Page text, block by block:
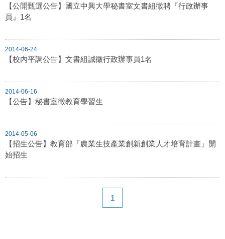
【公開甄選公告】國立中興大學秘書室文書組徵聘『行政辦事
員』1名
2014-06-24
【校內平調公告】文書組誠徵行政辦事員1名
2014-06-16
【公告】秘書室徵教育學習生
2014-05-06
【招生公告】教育部「農業生技產業創新創業人才培育計畫」開
始招生
1